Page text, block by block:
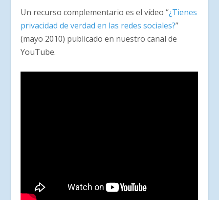
Un recurso complementario es el vídeo “¿Tienes
privacidad de verdad en las redes sociales?”
(mayo 2010) publicado en nuestro canal de
YouTube.